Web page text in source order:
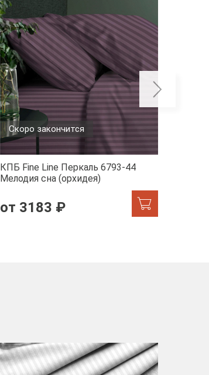
Скоро закончится
КПБ Fine Line Перкаль 6793-44
Мелодия сна (орхидея)
от 3183 ₽